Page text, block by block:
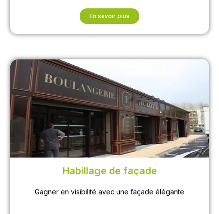
En savoir plus
Habillage de façade
Gagner en visibilité avec une façade élégante